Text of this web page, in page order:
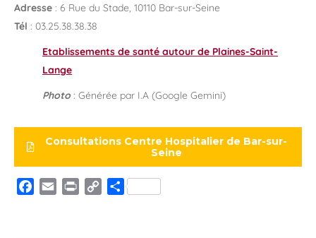
Adresse : 6 Rue du Stade, 10110 Bar-sur-Seine
Tél : 03.25.38.38.38
Etablissements de santé autour de Plaines-Saint-
Lange
Photo : Générée par I.A (Google Gemini)
Consultations Centre Hospitalier de Bar-sur-
Seine
Facebook
Email Print
CopyPartager